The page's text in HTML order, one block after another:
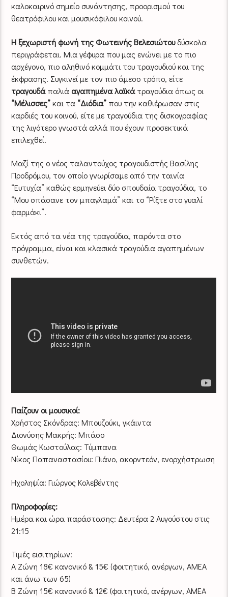
καλοκαιρινό σημείο συνάντησης, προορισμού του
θεατρόφιλου και μουσικόφιλου κοινού.
Η ξεχωριστή φωνή της Φωτεινής Βελεσιώτουδύσκολα
περιγράφεται. Μια γέφυρα που μας ενώνει με το πιο
αρχέγονο, πιο αληθινό κομμάτι του τραγουδιού και της
έκφρασης. Συγκινεί με τον πιο άμεσο τρόπο, είτε
τραγουδάπαλιά αγαπημένα λαϊκάτραγούδια όπως οι
“Μέλισσες”και τα “Διόδια” που την καθιέρωσαν στις
καρδιές του κοινού, είτε με τραγούδια της δισκογραφίας
της λιγότερο γνωστά αλλά που έχουν προσεκτικά
επιλεχθεί.
Μαζί της ο νέος ταλαντούχος τραγουδιστής Βασίλης
Προδρόμου, τον οποίο γνωρίσαμε από την ταινία
“Ευτυχία” καθώς ερμηνεύει δύο σπουδαία τραγούδια, το
“Μου σπάσανε τον μπαγλαμά” και το “Ρίξτε στο γυαλί
φαρμάκι”.
Εκτός από τα νέα της τραγούδια, παρόντα στο
πρόγραμμα, είναι και κλασικά τραγούδια αγαπημένων
συνθετών.
Παίζουν οι μουσικοί:
Χρήστος Σκόνδρας: Μπουζούκι, γκάιντα
Διονύσης Μακρής: Μπάσο
Θωμάς Κωστούλας: Τύμπανα
Νίκος Παπαναστασίου: Πιάνο, ακορντεόν, ενορχήστρωση
Ηχοληψία: Γιώργος Κολεβέντης
Πληροφορίες:
Ημέρα και ώρα παράστασης: Δευτέρα 2 Αυγούστου στις
21:15
Τιμές εισιτηρίων:
Α Ζώνη 18€ κανονικό & 15€ (φοιτητικό, ανέργων, ΑΜΕΑ
και άνω των 65)
Β Ζώνη 15€ κανονικό & 12€ (φοιτητικό, ανέργων, ΑΜΕΑ